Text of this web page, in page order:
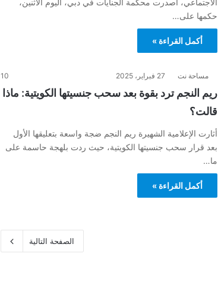
الاجتماعي، أصدرت محكمة الجنايات في دبي، اليوم الاثنين،
حكمها على…
أكمل القراءة »
مساحة نت 27 فبراير، 2025 10
ريم النجم ترد بقوة بعد سحب جنسيتها الكويتية: ماذا
قالت؟
أثارت الإعلامية الشهيرة ريم النجم ضجة واسعة بتعليقها الأول
بعد قرار سحب جنسيتها الكويتية، حيث ردت بلهجة حاسمة على
ما…
أكمل القراءة »
الصفحة التالية